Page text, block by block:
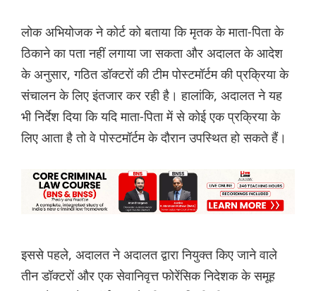
लोक अभियोजक ने कोर्ट को बताया कि मृतक के माता-पिता के
ठिकाने का पता नहीं लगाया जा सकता और अदालत के आदेश
के अनुसार, गठित डॉक्टरों की टीम पोस्टमॉर्टम की प्रक्रिया के
संचालन के लिए इंतजार कर रही है। हालांकि, अदालत ने यह
भी निर्देश दिया कि यदि माता-पिता में से कोई एक प्रक्रिया के
लिए आता है तो वे पोस्टमॉर्टम के दौरान उपस्थित हो सकते हैं।
इससे पहले, अदालत ने अदालत द्वारा नियुक्त किए जाने वाले
तीन डॉक्टरों और एक सेवानिवृत्त फोरेंसिक निदेशक के समूह